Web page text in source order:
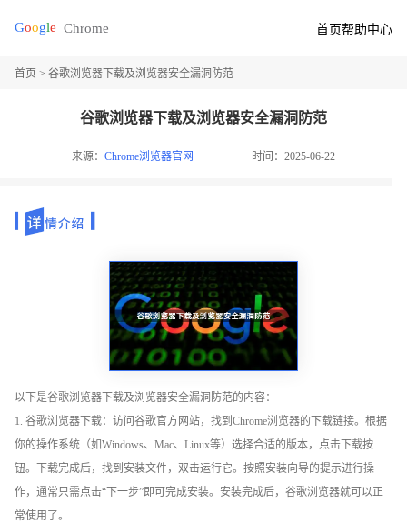
首页帮助中心
首页 > 谷歌浏览器下载及浏览器安全漏洞防范
谷歌浏览器下载及浏览器安全漏洞防范
来源：Chrome浏览器官网 时间：2025-06-22
以下是谷歌浏览器下载及浏览器安全漏洞防范的内容：
1. 谷歌浏览器下载：访问谷歌官方网站，找到Chrome浏览器的下载链接。根据
你的操作系统（如Windows、Mac、Linux等）选择合适的版本，点击下载按
钮。下载完成后，找到安装文件，双击运行它。按照安装向导的提示进行操
作，通常只需点击“下一步”即可完成安装。安装完成后，谷歌浏览器就可以正
常使用了。